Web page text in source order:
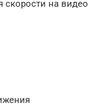
скорости на видео